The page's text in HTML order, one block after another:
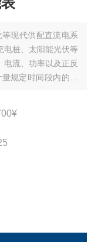
现代供配直流电系
电桩、太阳能光伏等
电流、功率以及正反
规定时间段内的电